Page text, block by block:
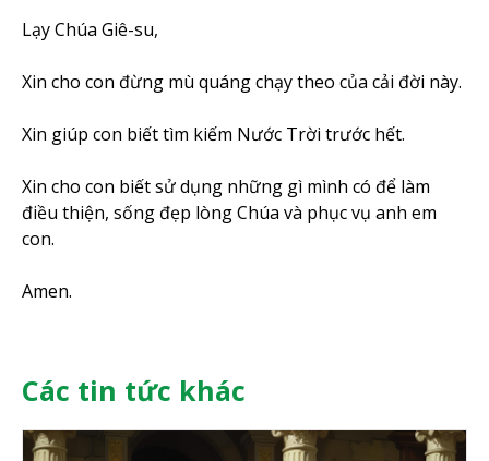
Lạy Chúa Giê-su,
Xin cho con đừng mù quáng chạy theo của cải đời này.
Xin giúp con biết tìm kiếm Nước Trời trước hết.
Xin cho con biết sử dụng những gì mình có để làm
điều thiện, sống đẹp lòng Chúa và phục vụ anh em
con.
Amen.
Các tin tức khác